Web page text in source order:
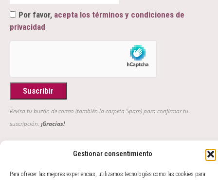
Gestionar consentimiento
Para ofrecer las mejores experiencias, utilizamos tecnologías como las cookies para
Por favor, acepta los términos y condiciones de
privacidad
Revisa tu buzón de correo (también la carpeta Spam) para confirmar tu
suscripción. ¡Gracias!
"Y a lo largo de todo este libro se mostrará que cuanto habían
entendieron después los filósofos en torno a la sabiduría